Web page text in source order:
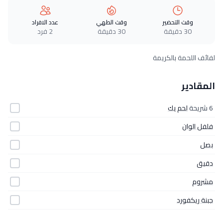
وقت التحضير
30 دقيقة
وقت الطهي
30 دقيقة
عدد الافراد
2 فرد
لفائف اللحمة بالكريمة
المقادير
6 شريحة
لحم يك
فلفل الوان
بصل
دقيق
مشروم
جبنة ريكفورد